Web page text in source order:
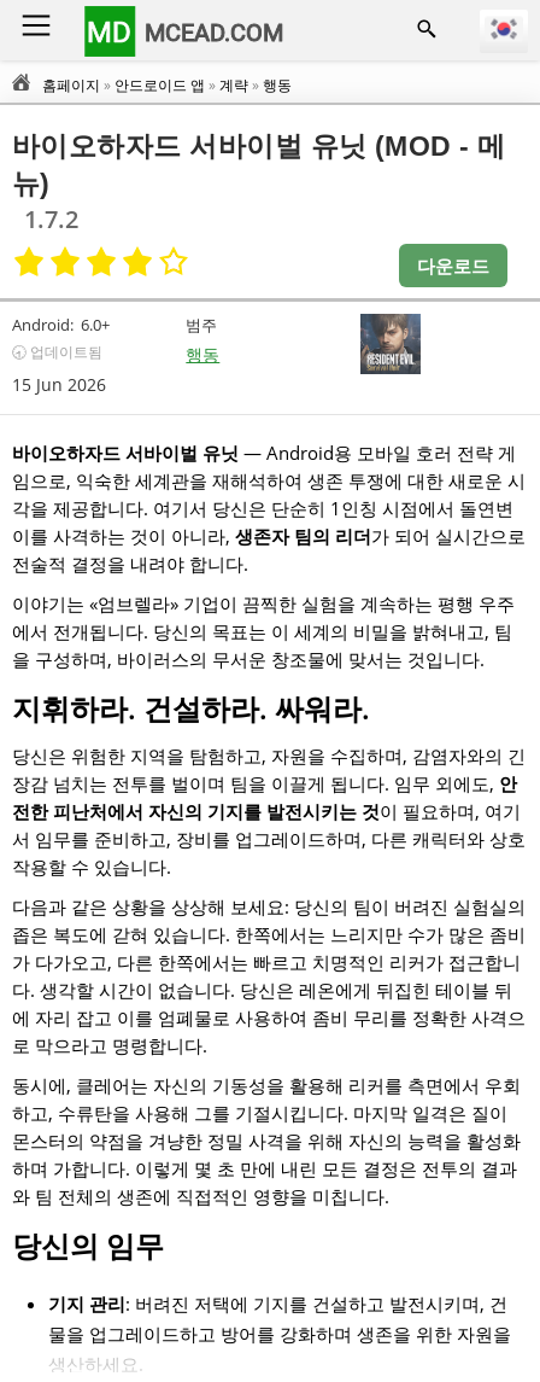
MD MCEAD.COM
홈페이지 » 안드로이드 앱 »계략»행동
바이오하자드 서바이벌 유닛 (MOD - 메
뉴)
1.7.2
다운로드
Android: 6.0+
🕣 업데이트됨
15 Jun 2026
범주
행동
바이오하자드 서바이벌 유닛 — Android용 모바일 호러 전략 게
임으로, 익숙한 세계관을 재해석하여 생존 투쟁에 대한 새로운 시
각을 제공합니다. 여기서 당신은 단순히 1인칭 시점에서 돌연변
이를 사격하는 것이 아니라, 생존자 팀의 리더가 되어 실시간으로
전술적 결정을 내려야 합니다.
이야기는 «엄브렐라» 기업이 끔찍한 실험을 계속하는 평행 우주
에서 전개됩니다. 당신의 목표는 이 세계의 비밀을 밝혀내고, 팀
을 구성하며, 바이러스의 무서운 창조물에 맞서는 것입니다.
지휘하라. 건설하라. 싸워라.
당신은 위험한 지역을 탐험하고, 자원을 수집하며, 감염자와의 긴
장감 넘치는 전투를 벌이며 팀을 이끌게 됩니다. 임무 외에도, 안
전한 피난처에서 자신의 기지를 발전시키는 것이 필요하며, 여기
서 임무를 준비하고, 장비를 업그레이드하며, 다른 캐릭터와 상호
작용할 수 있습니다.
다음과 같은 상황을 상상해 보세요: 당신의 팀이 버려진 실험실의
좁은 복도에 갇혀 있습니다. 한쪽에서는 느리지만 수가 많은 좀비
가 다가오고, 다른 한쪽에서는 빠르고 치명적인 리커가 접근합니
다. 생각할 시간이 없습니다. 당신은 레온에게 뒤집힌 테이블 뒤
에 자리 잡고 이를 엄폐물로 사용하여 좀비 무리를 정확한 사격으
로 막으라고 명령합니다.
동시에, 클레어는 자신의 기동성을 활용해 리커를 측면에서 우회
하고, 수류탄을 사용해 그를 기절시킵니다. 마지막 일격은 질이
몬스터의 약점을 겨냥한 정밀 사격을 위해 자신의 능력을 활성화
하며 가합니다. 이렇게 몇 초 만에 내린 모든 결정은 전투의 결과
와 팀 전체의 생존에 직접적인 영향을 미칩니다.
당신의 임무
기지 관리: 버려진 저택에 기지를 건설하고 발전시키며, 건
물을 업그레이드하고 방어를 강화하며 생존을 위한 자원을
생산하세요.